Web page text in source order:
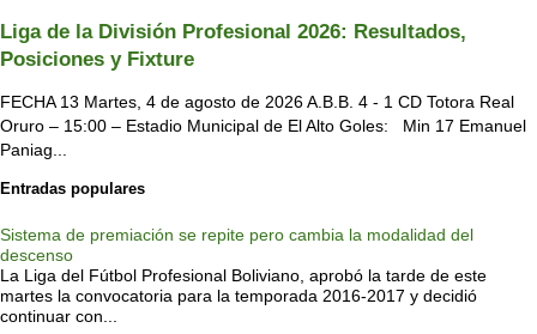
Liga de la División Profesional 2026: Resultados,
Posiciones y Fixture
FECHA 13 Martes, 4 de agosto de 2026 A.B.B. 4 - 1 CD Totora Real
Oruro – 15:00 – Estadio Municipal de El Alto Goles: Min 17 Emanuel
Paniag...
Entradas populares
Sistema de premiación se repite pero cambia la modalidad del
descenso
La Liga del Fútbol Profesional Boliviano, aprobó la tarde de este
martes la convocatoria para la temporada 2016-2017 y decidió
continuar con...